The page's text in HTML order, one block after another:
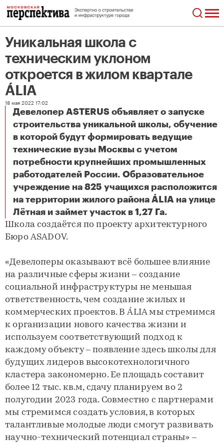
Уникальная школа с
техническим уклоном
откроется в жилом квартале
ÁLIA
18 мая 2022 17:02
Девелопер ASTERUS объявляет о запуске
строительства уникальной школы, обучение
в которой будут формировать ведущие
технические вузы Москвы с учетом
потребности крупнейших промышленных
работодателей России. Образовательное
учреждение на 825 учащихся расположится
на территории жилого района ÁLIA на улице
Лётная и займет участок в 1,27 Га.
Школа создаётся по проекту архитектурного
Бюро ASADOV.
«Девелоперы оказывают всё большее влияние
на различные сферы жизни – создание
социальной инфраструктуры не меньшая
ответственность, чем создание жилых и
коммерческих проектов. В ÁLIA мы стремимся
к организации нового качества жизни и
используем соответствующий подход к
каждому объекту – появление здесь школы для
будущих лидеров высокотехнологичного
кластера закономерно. Ее площадь составит
более 12 тыс. кв.м, сдачу планируем во 2
полугодии 2023 года. Совместно с партнерами
мы стремимся создать условия, в которых
талантливые молодые люди смогут развивать
научно-технический потенциал страны» –